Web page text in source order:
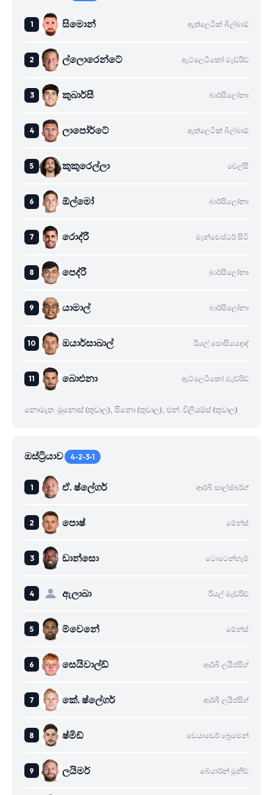
සිමොන් ඇත්ලෙටික් බිල්බාඕ
ල්ලොරෙන්ටේ ඇට්ලෙටිකෝ මැඩ්රිඩ්
කුබාර්සී බාර්සිලෝනා
ලාපෝර්ටේ ඇත්ලෙටික් බිල්බාඕ
කුකුරෙල්ලා චෙල්සි
ඕල්මෝ බාර්සිලෝනා
රොද්රී මෑන්චෙස්ටර් සිටි
පෙද්රී බාර්සිලෝනා
යාමාල් බාර්සිලෝනා
ඔයාර්සාබාල් රියල් සොසියෙදාද්
බාෙඑනා ඇට්ලෙටිකෝ මැඩ්රිඩ්
නොමැත: මූනොස් (තුවාල), පිනො (තුවාල), එන්. විලියම්ස් (තුවාල)
ඔස්ට්‍රියාව 4-2-3-1
ඒ. ෂ්ලේගර් ආර්බී සාල්ස්බර්ග්
පොෂ් මේන්ස්
ඩාන්සො ටොටෙන්හෑම්
ඇලාබා රියල් මැඩ්රිඩ්
ම්වෙනේ මේන්ස්
සෙයිවාල්ඩ් ආර්බී ලයිප්සිග්
කේ. ෂ්ලේගර් ආර්බී ලයිප්සිග්
ෂ්මිඩ් වෙයාඩෙර් බ්‍රෙමෙන්
ලයිමර් බේයාර්න් මූනිච්